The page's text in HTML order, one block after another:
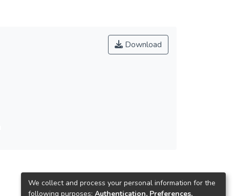
Download
We collect and process your personal information for the
following purposes: Authentication, Preferences,